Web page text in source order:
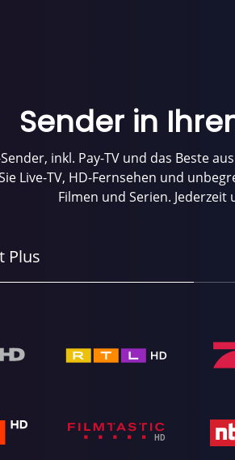
Sender in
inkl. Pay-TV und das Beste
Live-TV, HD-Fernsehen und
Filmen und Serien. Jederzeit
Plus